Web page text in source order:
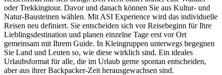
oder Trekkingtour. Davor und danach können Sie aus Kultur- und
Natur-Bausteinen wählen. Mit ASI Experience wird das individuelle
Reisen neu definiert. Sie entscheiden sich vor Reisebeginn für Ihre
Lieblingsdestination und planen einzelne Tage erst vor Ort
gemeinsam mit Ihrem Guide. In Kleingruppen unterwegs begegnen
Sie Land und Leuten so, wie diese wirklich sind. Ein ideales
Urlaubsformat für alle, die im Urlaub gerne spontan entscheiden,
aber aus ihrer Backpacker-Zeit herausgewachsen sind.